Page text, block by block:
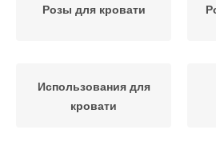
Розы для кровати
Использования для
кровати